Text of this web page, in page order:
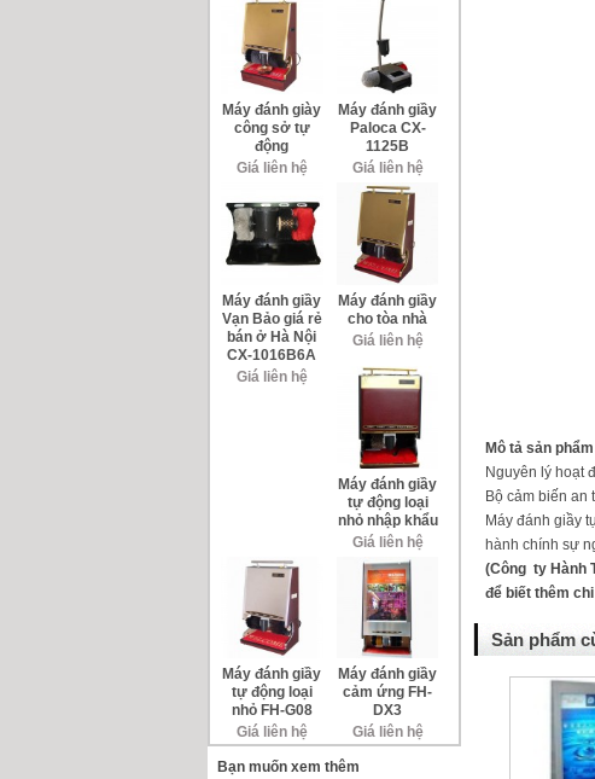
Mô tả sản
Nguyên lý hoạt
Bộ cảm biến an
Máy đánh giầy
hành chính sự
(Công ty Hành
để biết thêm
Sản phẩm
Máy đánh giày
công sở tự
động
Giá liên hệ
Máy đánh giầy
Paloca CX-
1125B
Giá liên hệ
Máy đánh giầy
Vạn Bảo giá rẻ
bán ở Hà Nội
CX-1016B6A
Giá liên hệ
Máy đánh giầy
cho tòa nhà
Giá liên hệ
Máy đánh giầy
tự động loại
nhỏ nhập khẩu
Giá liên hệ
Máy đánh giầy
tự động loại
nhỏ FH-G08
Giá liên hệ
Máy đánh giầy
cảm ứng FH-
DX3
Giá liên hệ
Bạn muốn xem thêm